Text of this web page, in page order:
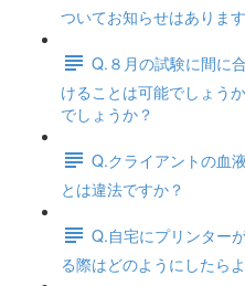
ついてお知らせはありま
Q.８月の試験に間に
けることは可能でしょう
でしょうか？
Q.クライアントの血
とは違法ですか？
Q.自宅にプリンター
る際はどのようにしたら